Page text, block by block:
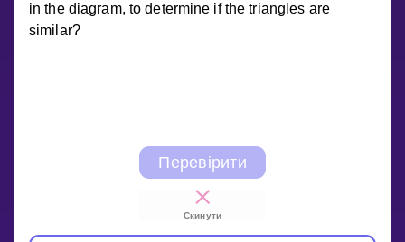
in the diagram, to determine if the triangles are
similar?
Перевірити
Скинути